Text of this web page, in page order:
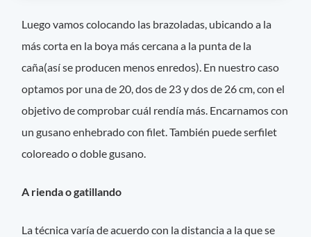
Luego vamos colocando las brazoladas, ubicando a la
más corta en la boya más cercana a la punta de la
caña(así se producen menos enredos). En nuestro caso
optamos por una de 20, dos de 23 y dos de 26 cm, con el
objetivo de comprobar cuál rendía más. Encarnamos con
un gusano enhebrado con filet. También puede serfilet
coloreado o doble gusano.
A rienda o gatillando
La técnica varía de acuerdo con la distancia a la que se